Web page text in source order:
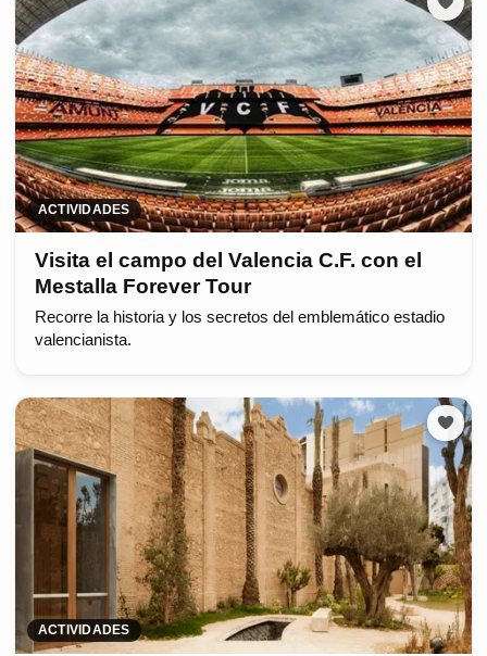
ACTIVIDADES
Visita el campo del Valencia C.F. con el
Mestalla Forever Tour
Recorre la historia y los secretos del emblemático estadio
valencianista.
ACTIVIDADES